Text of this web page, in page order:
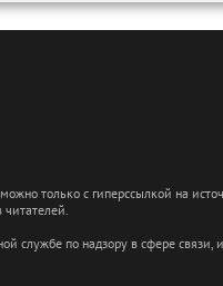
только с гиперссылкой на
читателей.
службе по надзору в сфере